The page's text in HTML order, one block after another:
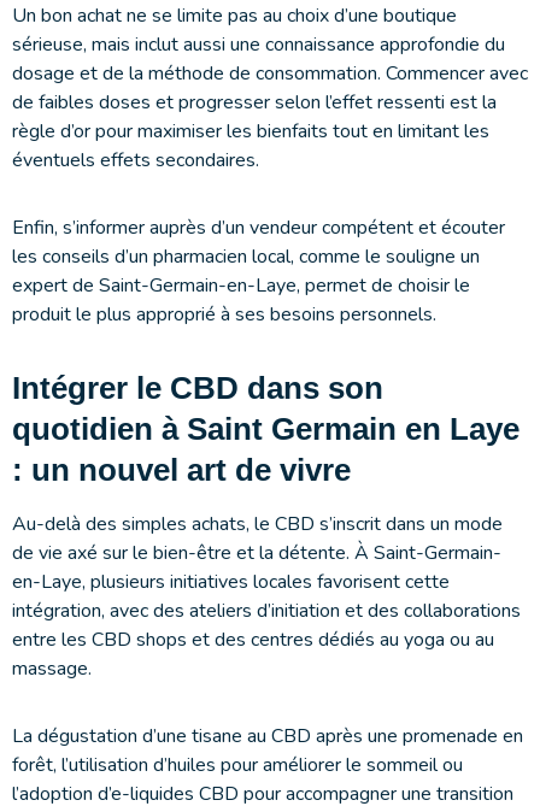
Un bon achat ne se limite pas au choix d’une boutique
sérieuse, mais inclut aussi une connaissance approfondie du
dosage et de la méthode de consommation. Commencer avec
de faibles doses et progresser selon l’effet ressenti est la
règle d’or pour maximiser les bienfaits tout en limitant les
éventuels effets secondaires.
Enfin, s’informer auprès d’un vendeur compétent et écouter
les conseils d’un pharmacien local, comme le souligne un
expert de Saint-Germain-en-Laye, permet de choisir le
produit le plus approprié à ses besoins personnels.
Intégrer le CBD dans son
quotidien à Saint Germain en Laye
: un nouvel art de vivre
Au-delà des simples achats, le CBD s’inscrit dans un mode
de vie axé sur le bien-être et la détente. À Saint-Germain-
en-Laye, plusieurs initiatives locales favorisent cette
intégration, avec des ateliers d’initiation et des collaborations
entre les CBD shops et des centres dédiés au yoga ou au
massage.
La dégustation d’une tisane au CBD après une promenade en
forêt, l’utilisation d’huiles pour améliorer le sommeil ou
l’adoption d’e-liquides CBD pour accompagner une transition